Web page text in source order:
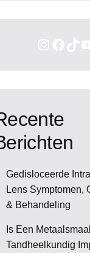
Gedisloceerde
Lens Symptomen,
& Behandeling
Is Een
Tandheelkundig